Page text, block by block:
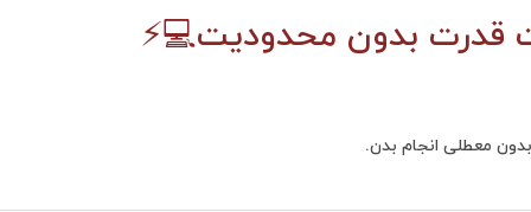
معطلی انجام بدن.